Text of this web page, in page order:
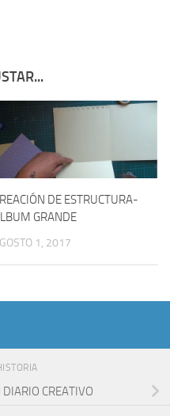
DE ESTRUCTURA-
GRANDE
1, 2017
CREATIVO